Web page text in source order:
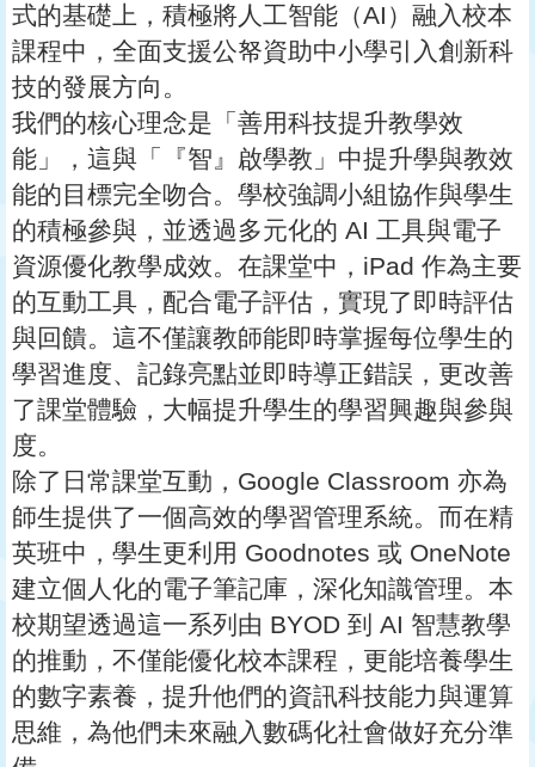
式的基礎上，積極將人工智能（AI）融入校本
課程中，全面支援公帑資助中小學引入創新科
技的發展方向。
我們的核心理念是「善用科技提升教學效
能」，這與「『智』啟學教」中提升學與教效
能的目標完全吻合。學校強調小組協作與學生
的積極參與，並透過多元化的 AI 工具與電子
資源優化教學成效。在課堂中，iPad 作為主要
的互動工具，配合電子評估，實現了即時評估
與回饋。這不僅讓教師能即時掌握每位學生的
學習進度、記錄亮點並即時導正錯誤，更改善
了課堂體驗，大幅提升學生的學習興趣與參與
度。
除了日常課堂互動，Google Classroom 亦為
師生提供了一個高效的學習管理系統。而在精
英班中，學生更利用 Goodnotes 或 OneNote
建立個人化的電子筆記庫，深化知識管理。本
校期望透過這一系列由 BYOD 到 AI 智慧教學
的推動，不僅能優化校本課程，更能培養學生
的數字素養，提升他們的資訊科技能力與運算
思維，為他們未來融入數碼化社會做好充分準